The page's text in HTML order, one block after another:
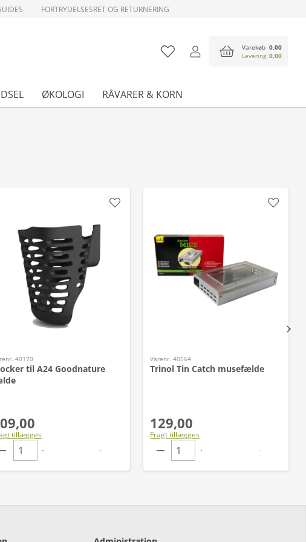
FORTRYDELSESRET OG RETURNERING
Varekøb 0,00
Levering 0,00
ØKOLOGI RÅVARER & KORN
40170
til A24 Goodnature
tillægges
Varenr. 40564
Trinol Tin Catch musefælde
129,00
Fragt tillægges